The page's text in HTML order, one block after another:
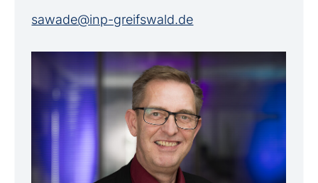
sawade@inp-greifswald.de